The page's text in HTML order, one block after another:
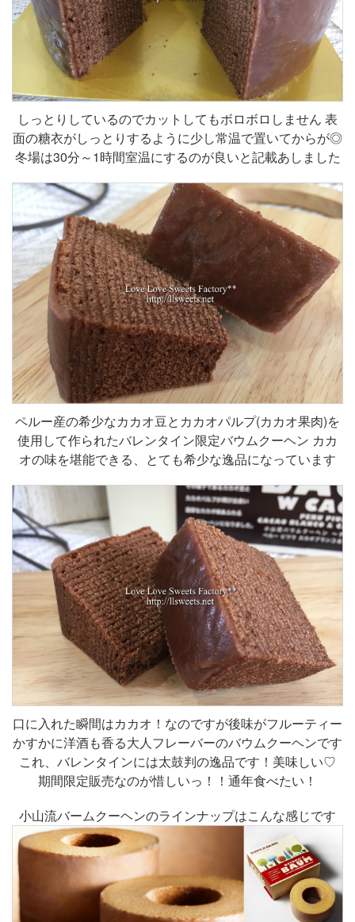
しっとりしているのでカットしてもボロボロしません 表
面の糖衣がしっとりするように少し常温で置いてからが◎
冬場は30分～1時間室温にするのが良いと記載あしました
ペルー産の希少なカカオ豆とカカオパルプ(カカオ果肉)を
使用して作られたバレンタイン限定バウムクーヘン カカ
オの味を堪能できる、とても希少な逸品になっています
口に入れた瞬間はカカオ！なのですが後味がフルーティー
かすかに洋酒も香る大人フレーバーのバウムクーヘンです
これ、バレンタインには太鼓判の逸品です！美味しい♡
期間限定販売なのが惜しいっ！！通年食べたい！
小山流バームクーヘンのラインナップはこんな感じです